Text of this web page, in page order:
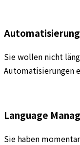
Sie wollen nicht
Automatisierungen
Language
Sie haben